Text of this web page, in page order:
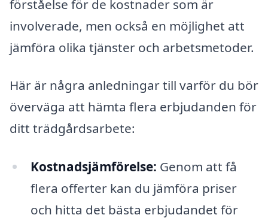
förståelse för de kostnader som är
involverade, men också en möjlighet att
jämföra olika tjänster och arbetsmetoder.
Här är några anledningar till varför du bör
överväga att hämta flera erbjudanden för
ditt trädgårdsarbete:
Kostnadsjämförelse: Genom att få
flera offerter kan du jämföra priser
och hitta det bästa erbjudandet för